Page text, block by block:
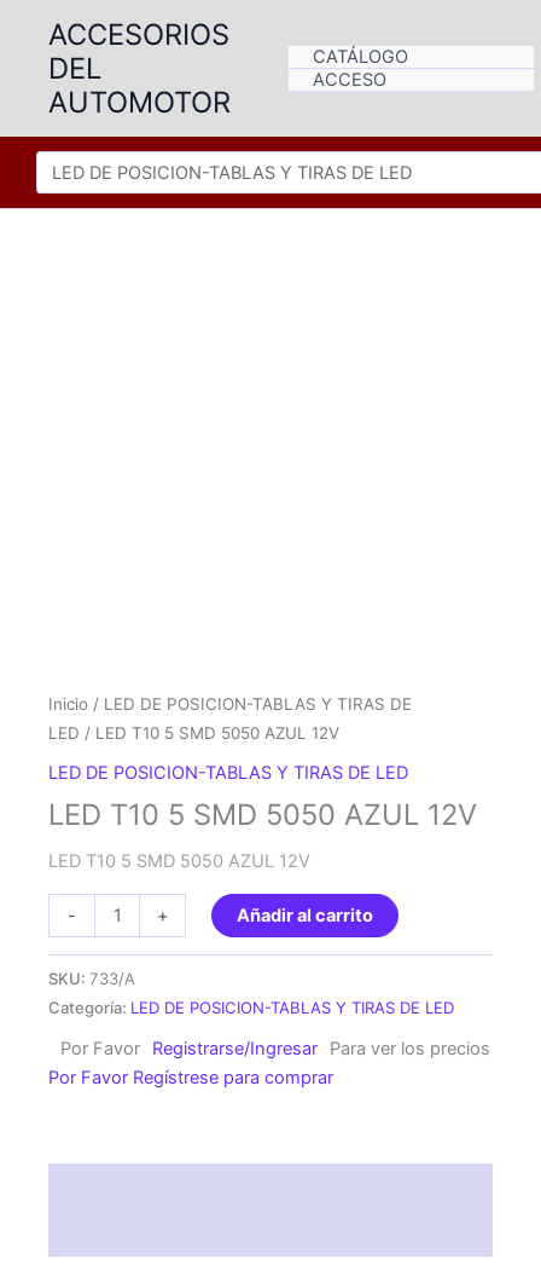
contenido
ACCESORIOS
DEL
AUTOMOTOR
CATÁLOGO
ACCESO
Inicio / LED DE POSICION-TABLAS Y TIRAS DE
LED / LED T10 5 SMD 5050 AZUL 12V
LED DE POSICION-TABLAS Y TIRAS DE LED
LED T10 5 SMD 5050 AZUL 12V
LED T10 5 SMD 5050 AZUL 12V
-
T10
5050
AZUL
12V
+ Añadir al carrito
SKU: 733/A
Categoría: LED DE POSICION-TABLAS Y TIRAS DE LED
Por Favor Registrarse/Ingresar
Para ver los precios
Por Favor Regístrese para comprar